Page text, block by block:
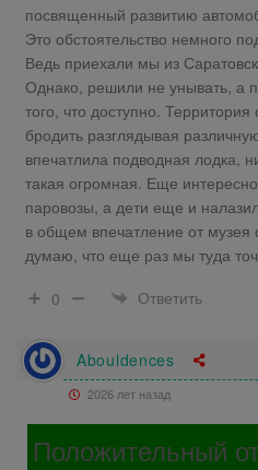
посвященный развитию
Это обстоятельство немного
Ведь приехали мы из
Однако, решили не унывать, а
того, что доступно.
бродить разглядывая
впечатлила подводная лодка,
такая огромная. Еще
паровозы, а дети еще и
в общем впечатление от музея
думаю, что еще раз мы туда
0
Ответить
Abouldences
2026 лет назад
Положительный